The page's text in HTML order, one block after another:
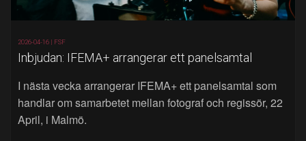
2026-04-16 | FSF
Inbjudan: IFEMA+ arrangerar ett panelsamtal
I nästa vecka arrangerar IFEMA+ ett panelsamtal som
handlar om samarbetet mellan fotograf och regissör, 22
April, i Malmö.